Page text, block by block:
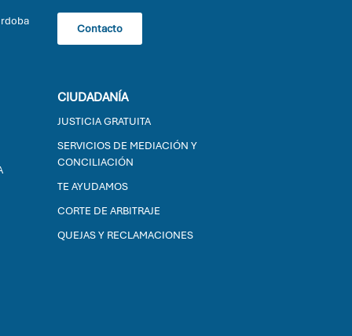
Contacto
CIUDADANÍA
JUSTICIA GRATUITA
SERVICIOS DE MEDIACIÓN Y
CONCILIACIÓN
TE AYUDAMOS
CORTE DE ARBITRAJE
QUEJAS Y RECLAMACIONES